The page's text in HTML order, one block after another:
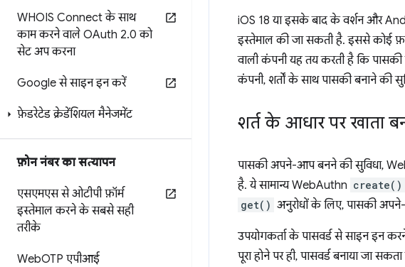
WHOIS Connect के साथ
काम करने वाले OAuth 2.0 को
सेट अप करना
Google से साइन इन करें
फ़ेडरेटेड क्रेडेंशियल मैनेजमेंट
फ़ोन नंबर का सत्यापन
एसएमएस से ओटीपी फ़ॉर्म
इस्तेमाल करने के सबसे सही
तरीके
WebOTP एपीआई
iOS 18 या इसके बाद के वर्शन और
इस्तेमाल की जा सकती है. इससे कोई
वाली कंपनी यह तय करती है कि पासकी
कंपनी, शर्तों के साथ पासकी बनाने की
शर्त के आधार पर खाता
पासकी अपने-आप बनने की सुविधा,
है. ये सामान्य WebAuthn create()
get() अनुरोधों के लिए, पासकी
उपयोगकर्ता के पासवर्ड से साइन इन
पूरा होने पर ही, पासवर्ड बनाया जा